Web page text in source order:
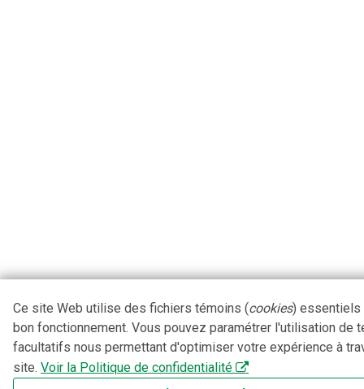
Ce site Web utilise des fichiers témoins (cookies) essentiels
bon fonctionnement. Vous pouvez paramétrer l'utilisation de
facultatifs nous permettant d'optimiser votre expérience à
site. Voir la Politique de confidentialité